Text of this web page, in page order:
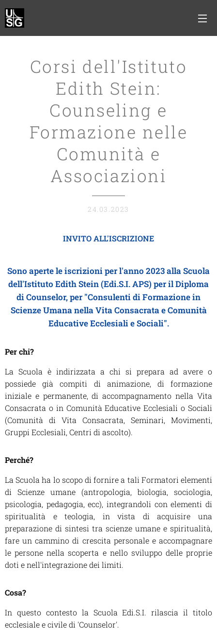
Corsi dell'Istituto
Edith Stein:
Counseling e
Formazione nelle
Comunità e
Associazioni
24.03.2023
INVITO ALL'ISCRIZIONE
Sono aperte le iscrizioni per l'anno 2023 alla Scuola
dell'Istituto Edith Stein (Edi.S.I. APS) per il Diploma
di Counselor, per "Consulenti di Formazione in
Scienze Umana nella Vita Consacrata e Comunità
Educative Ecclesiali e Sociali".
Per chi?
La Scuola è indirizzata a chi si prepara ad avere o
possiede già compiti di animazione, di formazione
iniziale e permanente, di accompagnamento nella Vita
Consacrata o in Comunità Educative Ecclesiali o Sociali
(Comunità di Vita Consacrata, Seminari, Movimenti,
Gruppi Ecclesiali, Centri di ascolto).
Perché?
La Scuola ha lo scopo di fornire a tali Formatori elementi
di Scienze umane (antropologia, biologia, sociologia,
psicologia, pedagogia, ecc), integrandoli con elementi di
spiritualità e teologia, in vista di acquisire una
preparazione di sintesi tra scienze umane e spiritualità,
fare un cammino di crescita personale e accompagnare
le persone nella scoperta e nello sviluppo delle proprie
doti e nell'integrazione dei limiti.
Cosa?
In questo contesto la Scuola Edi.S.I. rilascia il titolo
ecclesiale e civile di 'Counselor'.